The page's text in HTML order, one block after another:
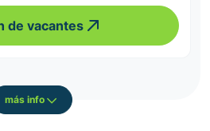
de vacantes
más info